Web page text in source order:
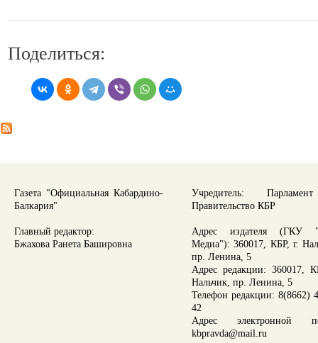
Поделиться:
Газета "Официальная Кабардино-
Балкария"
Главный редактор:
Бжахова Ранета Башировна
Учредитель:
Правительство КБР
Адрес издателя (ГКУ
Медиа"): 360017, КБР, г.
пр. Ленина, 5
Адрес редакции: 360017,
Нальчик, пр. Ленина, 5
Телефон редакции: 8(8662)
42
Адрес электронной
kbpravda@mail.ru